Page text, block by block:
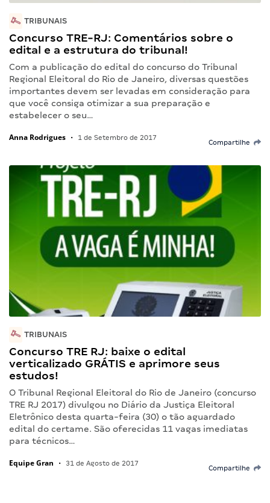
TRIBUNAIS
Concurso TRE-RJ: Comentários sobre o
edital e a estrutura do tribunal!
Com a publicação do edital do concurso do Tribunal
Regional Eleitoral do Rio de Janeiro, diversas questões
importantes devem ser levadas em consideração para
que você consiga otimizar a sua preparação e
estabelecer o seu…
Anna Rodrigues • 1 de Setembro de 2017
Compartilhe
TRIBUNAIS
Concurso TRE RJ: baixe o edital
verticalizado GRÁTIS e aprimore seus
estudos!
O Tribunal Regional Eleitoral do Rio de Janeiro (concurso
TRE RJ 2017) divulgou no Diário da Justiça Eleitoral
Eletrônico desta quarta-feira (30) o tão aguardado
edital do certame. São oferecidas 11 vagas imediatas
para técnicos…
Equipe Gran • 31 de Agosto de 2017
Compartilhe